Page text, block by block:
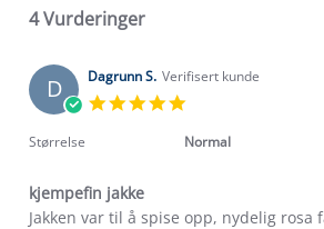
4 Vurderinger
D Dagrunn S. Verifisert kunde
rating
Størrelse Normal
kjempefin jakke
Review
review
Jakken var til å spise opp, nydelig rosa